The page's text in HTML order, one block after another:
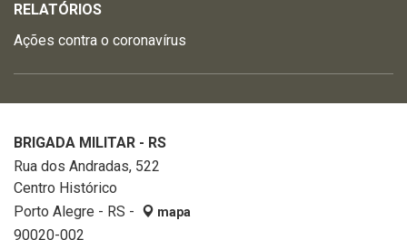
RELATÓRIOS
Ações contra o coronavírus
BRIGADA MILITAR - RS
Rua dos Andradas, 522
Centro Histórico
Porto Alegre - RS -
mapa
90020-002